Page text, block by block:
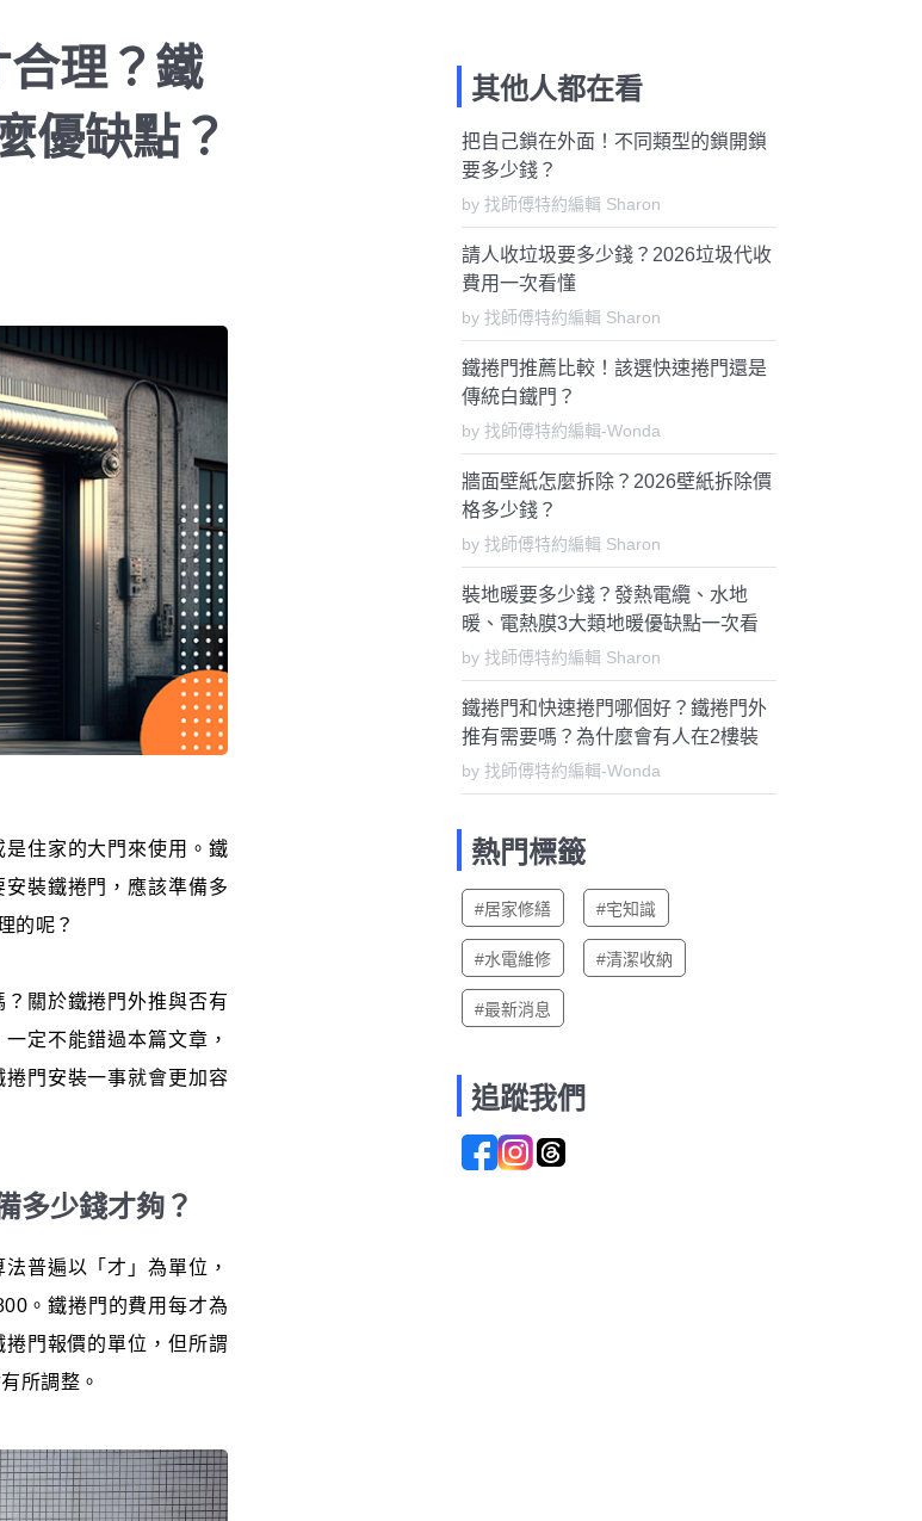
理？鐵
優缺點？
住家的大門來使用。鐵
裝鐵捲門，應該準備多
的呢？
關於鐵捲門外推與否有
定不能錯過本篇文章，
門安裝一事就會更加容
多少錢才夠？
普遍以「才」為單位，
。鐵捲門的費用每才為
門報價的單位，但所謂
所調整。
其他人都在看
把自己鎖在外面！不同類型的鎖開鎖
要多少錢？
by 找師傅特約編輯 Sharon
請人收垃圾要多少錢？2026垃圾代收
費用一次看懂
by 找師傅特約編輯 Sharon
鐵捲門推薦比較！該選快速捲門還是
傳統白鐵門？
by 找師傅特約編輯-Wonda
牆面壁紙怎麼拆除？2026壁紙拆除價
格多少錢？
by 找師傅特約編輯 Sharon
裝地暖要多少錢？發熱電纜、水地
暖、電熱膜3大類地暖優缺點一次看
懂
by 找師傅特約編輯 Sharon
鐵捲門和快速捲門哪個好？鐵捲門外
推有需要嗎？為什麼會有人在2樓裝
鐵捲門？
by 找師傅特約編輯-Wonda
熱門標籤
#居家修繕 #宅知識
#水電維修 #清潔收納
#最新消息
追蹤我們